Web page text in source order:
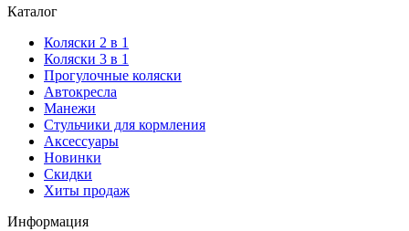
Каталог
Коляски 2 в 1
Коляски 3 в 1
Прогулочные коляски
Автокресла
Манежи
Стульчики для кормления
Аксессуары
Новинки
Скидки
Хиты продаж
Информация